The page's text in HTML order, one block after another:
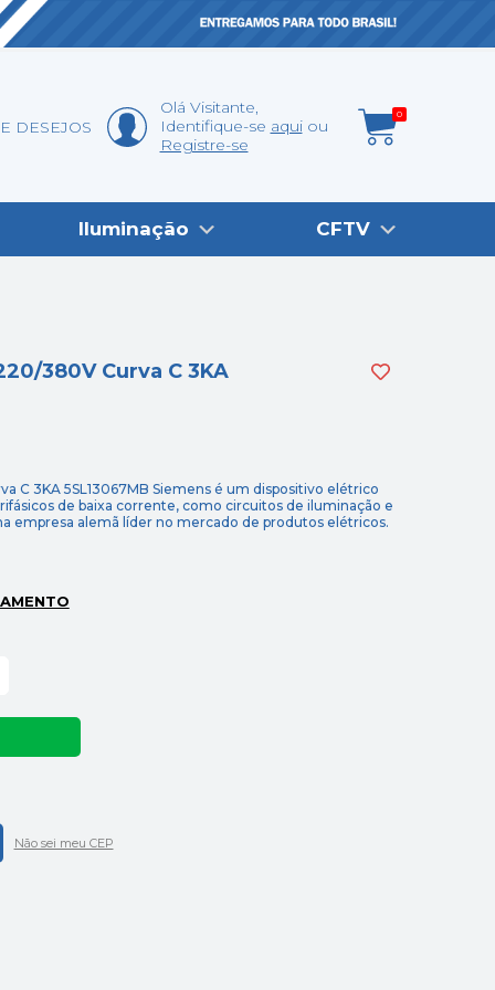
DESEJOS
Olá Visitante,
Identifique-se aqui
Registre-se
0
Iluminação CFTV
380V Curva C 3KA
C 3KA 5SL13067MB Siemens é um dispositivo elétrico
de baixa corrente, como circuitos de iluminação e
empresa alemã líder no mercado de produtos elétricos.